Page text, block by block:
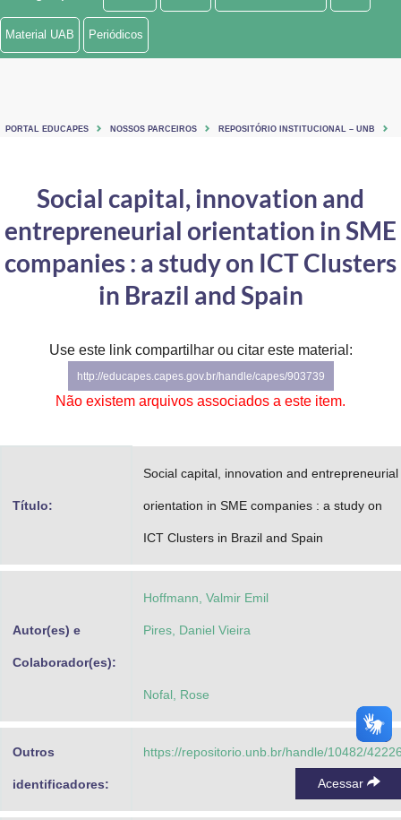
Ministério de Minas e Energia
Controladoria-Geral da União
Ministério da Mulher, da Família e dos Direitos Humanos
Gabinete de Segurança Institucional
Material UAB Periódicos
PORTAL EDUCAPES NOSSOS PARCEIROS REPOSITÓRIO INSTITUCIONAL – UNB
Social capital, innovation and
entrepreneurial orientation in SME
companies : a study on ICT Clusters
in Brazil and Spain
Use este link compartilhar ou citar este material:
http://educapes.capes.gov.br/handle/capes/903739
Não existem arquivos associados a este item.
Título:
Social capital, innovation and entrepreneurial
orientation in SME companies : a study on
ICT Clusters in Brazil and Spain
Autor(es) e
Colaborador(es):
Hoffmann, Valmir Emil
Pires, Daniel Vieira
Nofal, Rose
Outros
identificadores:
https://repositorio.unb.br/handle/10482/
Acessar